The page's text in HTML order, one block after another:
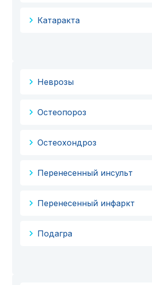
Катаракта
Неврозы
Остеопороз
Остеохондроз
Перенесенный инсульт
Перенесенный инфаркт
Подагра